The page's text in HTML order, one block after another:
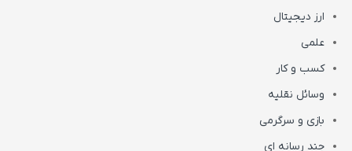
ارز دیجیتال
علمی
کسب و کار
وسائل نقلیه
بازی و سرگرمی
چند رسانه ای